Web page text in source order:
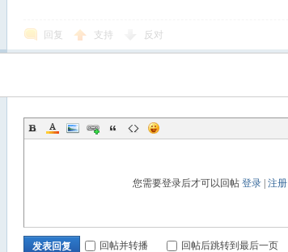
回复 支持 反对
您需要登录后才可以回帖 登录| 注册
发表回复 回帖并转播 回帖后跳转到最后一页